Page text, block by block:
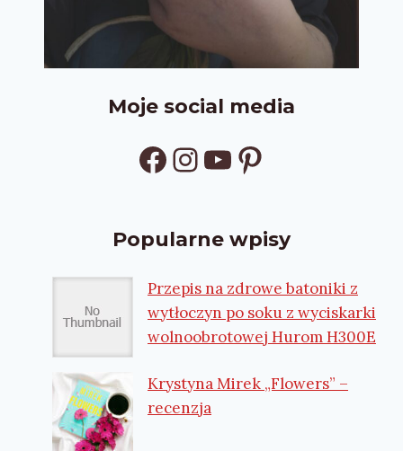
Moje social media
Facebook
Instagram
YouTube
Pinterest
Popularne wpisy
Przepis na zdrowe batoniki z
wytłoczyn po soku z wyciskarki
wolnoobrotowej Hurom H300E
Krystyna Mirek „Flowers” –
recenzja